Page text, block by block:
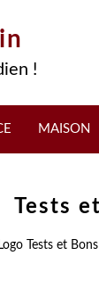
!
MAISON
Tests